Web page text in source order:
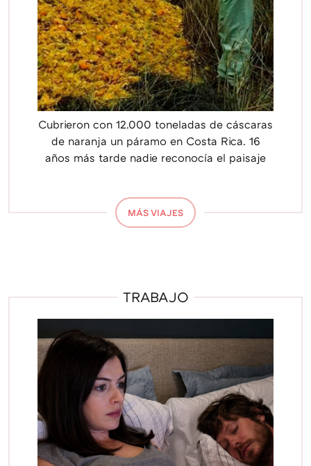
Cubrieron con 12.000 toneladas de cáscaras
de naranja un páramo en Costa Rica. 16
años más tarde nadie reconocía el paisaje
MÁS VIAJES
TRABAJO